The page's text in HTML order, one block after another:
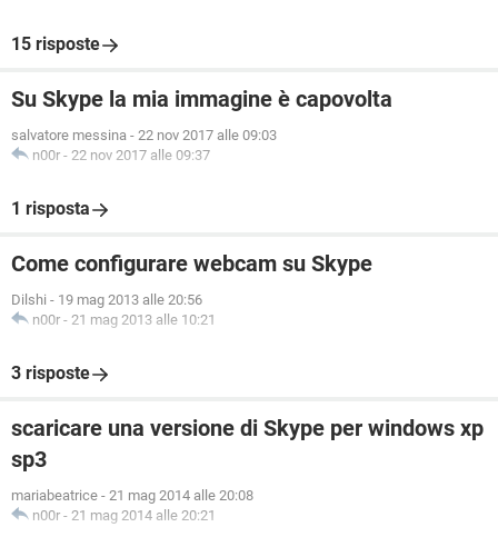
15 risposte
Su Skype la mia immagine è capovolta
salvatore messina - 22 nov 2017 alle 09:03
n00r - 22 nov 2017 alle 09:37
1 risposta
Come configurare webcam su Skype
Dilshi - 19 mag 2013 alle 20:56
n00r - 21 mag 2013 alle 10:21
3 risposte
scaricare una versione di Skype per windows xp
sp3
mariabeatrice - 21 mag 2014 alle 20:08
n00r - 21 mag 2014 alle 20:21